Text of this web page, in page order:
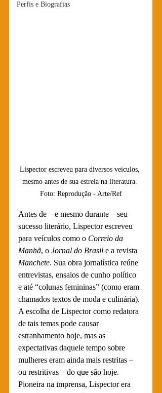
Perfis e Biografias
Lispector escreveu para diversos veículos,
mesmo antes de sua estreia na literatura.
Foto: Reprodução - Arte/Ref
Antes de – e mesmo durante – seu
sucesso literário, Lispector escreveu
para veículos como o Correio da
Manhã, o Jornal do Brasil e a revista
Manchete. Sua obra jornalística reúne
entrevistas, ensaios de cunho político
e até “colunas femininas” (como eram
chamados textos de moda e culinária).
A escolha de Lispector como redatora
de tais temas pode causar
estranhamento hoje, mas as
expectativas daquele tempo sobre
mulheres eram ainda mais restritas –
ou restritivas – do que são hoje.
Pioneira na imprensa, Lispector era